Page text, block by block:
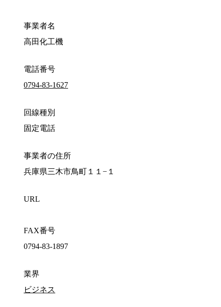
事業者名
高田化工機
電話番号
0794-83-1627
回線種別
固定電話
事業者の住所
兵庫県三木市鳥町１１−１
URL
FAX番号
0794-83-1897
業界
ビジネス